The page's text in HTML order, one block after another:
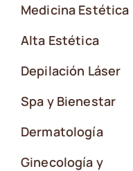
Medicina Estética
Alta Estética
Depilación Láser
Spa y Bienestar
Dermatología
Ginecología y